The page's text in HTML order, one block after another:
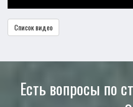
Список видео
Есть вопросы по